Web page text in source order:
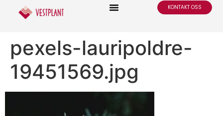
KONTAKT OSS
pexels-lauripoldre-
19451569.jpg